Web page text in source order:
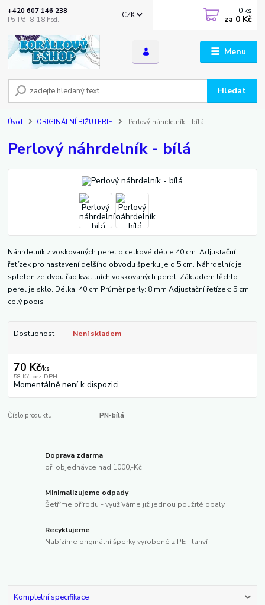
Menu
CZK
Hledat
+420 607 146 238
Po-Pá, 8-18 hod.
0 ks
za 0 Kč
Úvod ORIGINÁLNÍ BIŽUTERIE Perlový náhrdelník - bílá
Perlový náhrdelník - bílá
Náhrdelník z voskovaných perel o celkové délce 40 cm. Adjustační
řetízek pro nastavení delšího obvodu šperku je o 5 cm. Náhrdelník je
spleten ze dvou řad kvalitních voskovaných perel. Základem těchto
perel je sklo. Délka: 40 cm Průměr perly: 8 mm Adjustační řetízek: 5 cm
celý popis
Dostupnost Není skladem
70 Kč/ks
58 Kč bez DPH
Momentálně není k dispozici
Číslo produktu: PN-bílá
Doprava zdarma
při objednávce nad 1000,-Kč
Minimalizujeme odpady
Šetříme přírodu - využíváme již jednou použité obaly.
Recyklujeme
Nabízíme originální šperky vyrobené z PET lahví
Kompletní specifikace